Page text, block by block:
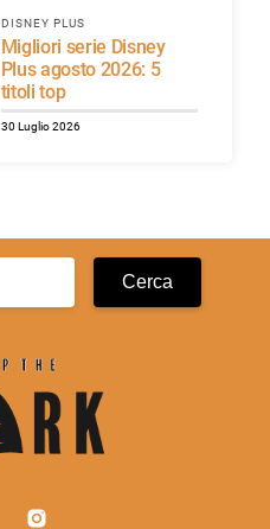
DISNEY PLUS
Migliori serie Disney
Plus agosto 2026: 5
titoli top
30 Luglio 2026